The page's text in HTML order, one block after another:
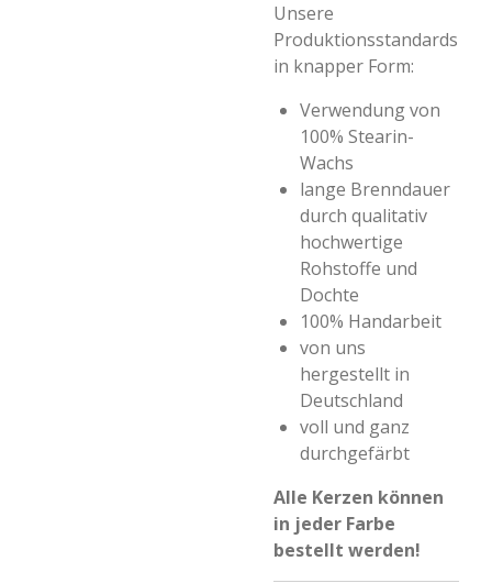
Unsere
Produktionsstandards
in knapper Form:
Verwendung von
100% Stearin-
Wachs
lange Brenndauer
durch qualitativ
hochwertige
Rohstoffe und
Dochte
100% Handarbeit
von uns
hergestellt in
Deutschland
voll und ganz
durchgefärbt
Alle Kerzen können
in jeder Farbe
bestellt werden!